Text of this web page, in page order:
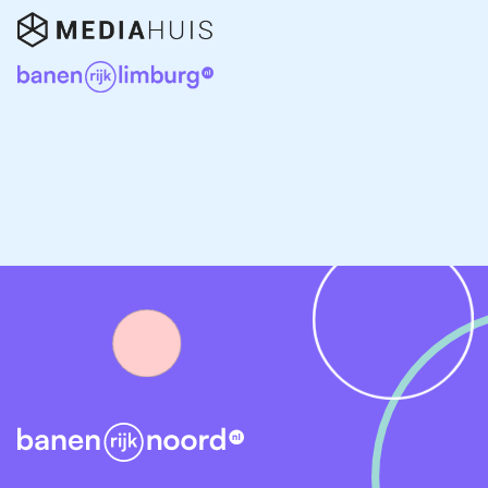
Horeca in verschillende regio’s
Friesland
vooral bekend om toerisme rond de
staat.
Vaardigheden die je nodig hebt in de horeca
Gastvrijheid en klantgerichtheid:
de basis van
Stressbestendigheid:goed functioneren tijdens
drukke diensten.